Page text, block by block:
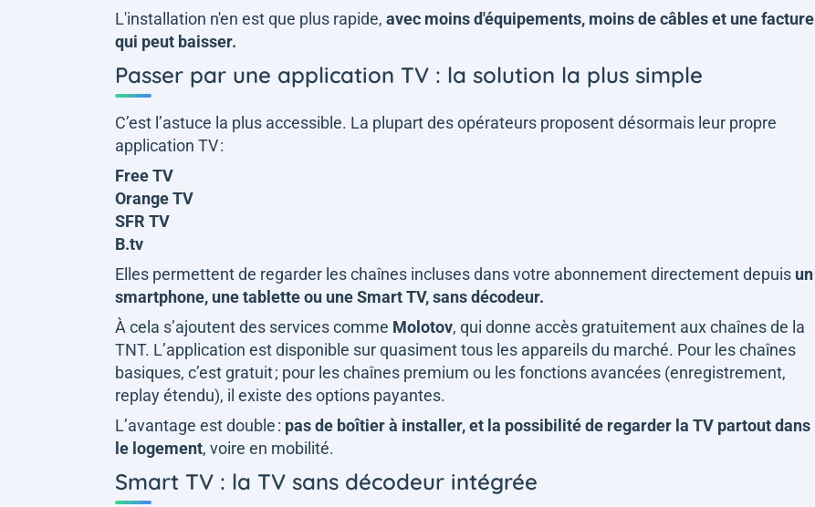
L'installation n'en est que plus rapide, avec moins d'équipements, moins de câbles et une facture
qui peut baisser.
Passer par une application TV : la solution la plus simple
C’est l’astuce la plus accessible. La plupart des opérateurs proposent désormais leur propre
application TV :
Free TV
Orange TV
SFR TV
B.tv
Elles permettent de regarder les chaînes incluses dans votre abonnement directement depuis un
smartphone, une tablette ou une Smart TV,sans décodeur.
À cela s’ajoutent des services comme Molotov, qui donne accès gratuitement aux chaînes de la
TNT. L’application est disponible sur quasiment tous les appareils du marché. Pour les chaînes
basiques, c’est gratuit ; pour les chaînes premium ou les fonctions avancées (enregistrement,
replay étendu), il existe des options payantes.
L’avantage est double : pas de boîtier à installer, et la possibilité de regarder la TV partout dans
le logement, voire en mobilité.
Smart TV : la TV sans décodeur intégrée